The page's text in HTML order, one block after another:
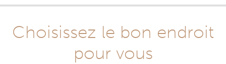
Choisissez le bon endroit
pour vous